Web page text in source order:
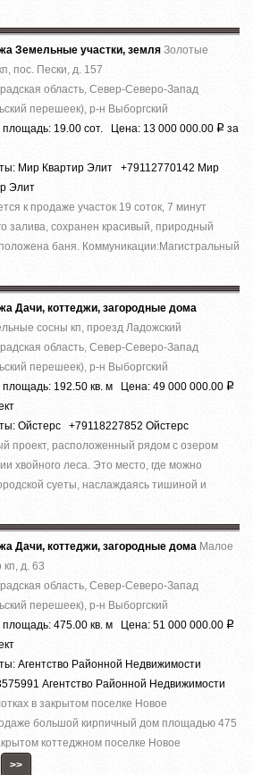
Земельные участки, земля Золотые
пос. Пески, д. 157
область, Север-Северо-Запад
перешеек), р-н Выборгский
19.00 сот. Цена: 13 000 000.00 Р за
Мир Квартир Элит +79112770142 Мир
Элит
к продаже участок 19 соток, 7 минут
залива, сохранен красивый, природный
баня. Коммуникации:Магистральный
Дачи, коттеджи, загородные дома
сосны кп, проезд Ладожский
область, Север-Северо-Запад
перешеек), р-н Выборгский
192.50 кв. м Цена: 49 000 000.00 Р
Ойстерс +79118227852 Ойстерс
проект, расположенный рядом с озером
хвойного леса. Это место, где можно
суеты, наслаждаясь тишиной и
Дачи, коттеджи, загородные дома Малое
кп, д. 63
область, Север-Северо-Запад
перешеек), р-н Выборгский
475.00 кв. м Цена: 51 000 000.00 Р
Агентство Районной Недвижимости
Агентство Районной Недвижимости
в закрытом поселке Новое
большой кирпичный дом площадью 475
коттеджном поселке Новое
>>